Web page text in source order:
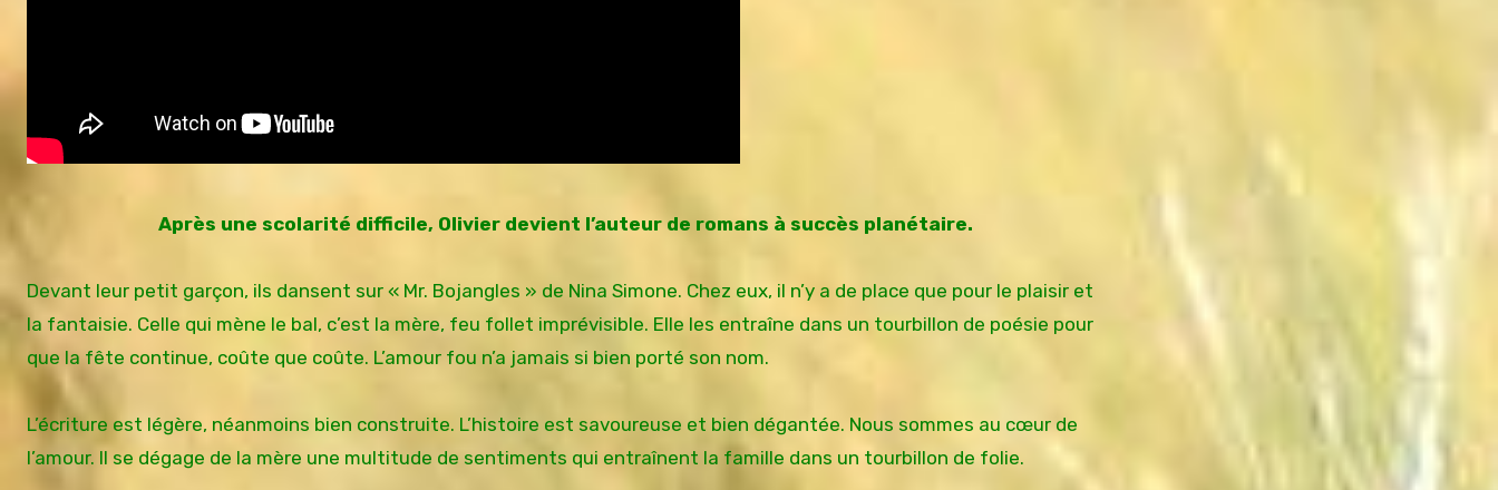
Après une scolarité difficile, Olivier devient l’auteur de romans à succès planétaire.
Devant leur petit garçon, ils dansent sur « Mr. Bojangles » de Nina Simone. Chez eux, il n’y a de place que pour le plaisir et
la fantaisie. Celle qui mène le bal, c’est la mère, feu follet imprévisible. Elle les entraîne dans un tourbillon de poésie pour
que la fête continue, coûte que coûte. L’amour fou n’a jamais si bien porté son nom.
L’écriture est légère, néanmoins bien construite. L’histoire est savoureuse et bien dégantée. Nous sommes au cœur de
l’amour. Il se dégage de la mère une multitude de sentiments qui entraînent la famille dans un tourbillon de folie.